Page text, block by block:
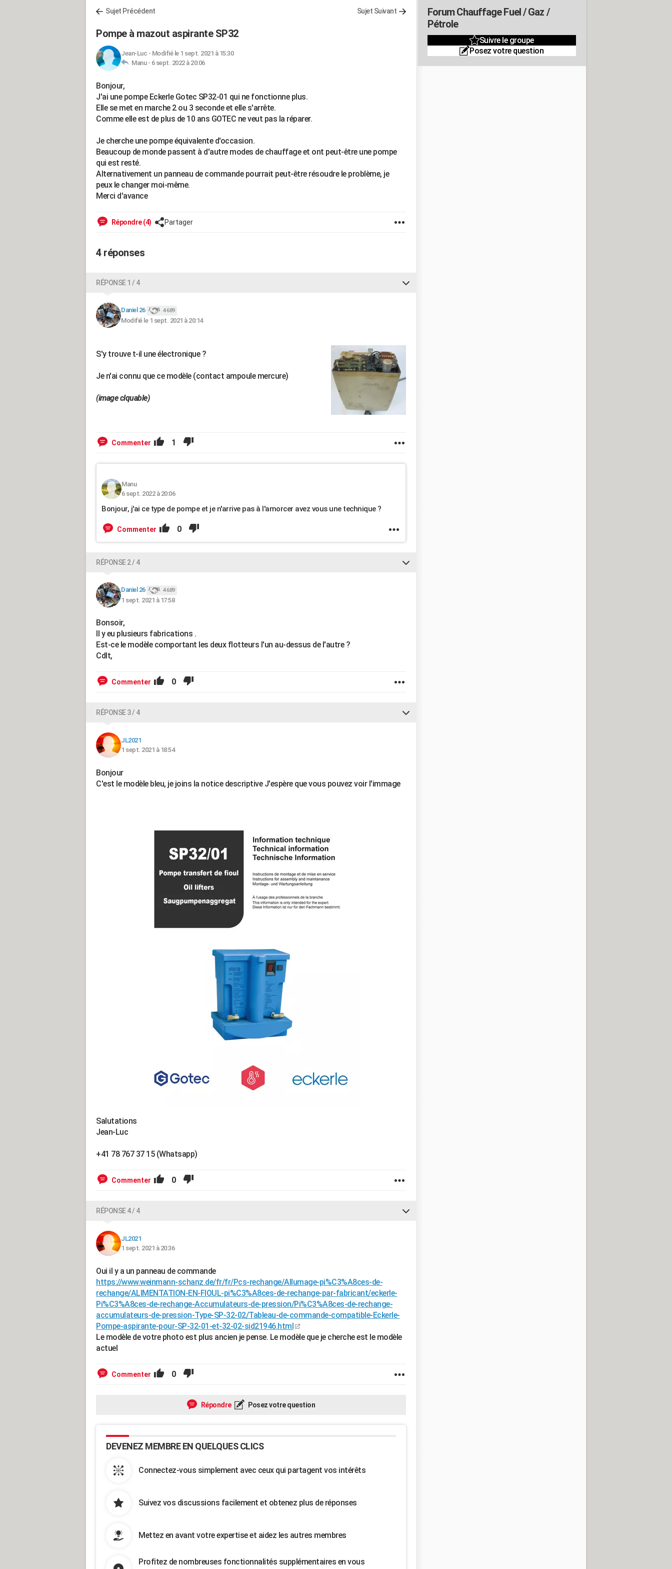
Sujet Précédent Sujet Suivant
Pompe à mazout aspirante SP32
Jean-Luc - Modifié le 1 sept. 2021 à 15:30
Manu - 6 sept. 2022 à 20:06
Bonjour,
J'ai une pompe Eckerle Gotec SP32-01 qui ne fonctionne plus.
Elle se met en marche 2 ou 3 seconde et elle s'arrête.
Comme elle est de plus de 10 ans GOTEC ne veut pas la réparer.
Je cherche une pompe équivalente d'occasion.
Beaucoup de monde passent à d'autre modes de chauffage et ont peut-être une pompe
qui est resté.
Alternativement un panneau de commande pourrait peut-être résoudre le problème, je
peux le changer moi-même.
Merci d'avance
Répondre (4) Partager
4 réponses
RÉPONSE 1 / 4
Daniel 26 4 689
Modifié le 1 sept. 2021 à 20:14
S'y trouve t-il une électronique ?
Je n'ai connu que ce modèle (contact ampoule mercure)
(image clquable)
Commenter 1
Manu
6 sept. 2022 à 20:06
Bonjour, j'ai ce type de pompe et je n'arrive pas à l'amorcer avez vous une technique ?
Commenter 0
RÉPONSE 2 / 4
Daniel 26 4 689
1 sept. 2021 à 17:58
Bonsoir,
Il y eu plusieurs fabrications .
Est-ce le modèle comportant les deux flotteurs l'un au-dessus de l'autre ?
Cdlt,
Commenter 0
RÉPONSE 3 / 4
JL2021
1 sept. 2021 à 18:54
Bonjour
C'est le modèle bleu, je joins la notice descriptive J'espère que vous pouvez voir l'immage
Salutations
Jean-Luc
+41 78 767 37 15 (Whatsapp)
Commenter 0
RÉPONSE 4 / 4
JL2021
1 sept. 2021 à 20:36
Oui il y a un panneau de commande
https://www.weinmann-schanz.de/fr/fr/Pcs-rechange/Allumage-pi%C3%A8ces-de-
rechange/ALIMENTATION-EN-FIOUL-pi%C3%A8ces-de-rechange-par-fabricant/eckerle-
Pi%C3%A8ces-de-rechange-Accumulateurs-de-pression/Pi%C3%A8ces-de-rechange-
accumulateurs-de-pression-Type-SP-32-02/Tableau-de-commande-compatible-Eckerle-
Pompe-aspirante-pour-SP-32-01-et-32-02-sid21946.html
Le modèle de votre photo est plus ancien je pense. Le modèle que je cherche est le modèle
actuel
Commenter 0
Répondre Posez votre question
DEVENEZ MEMBRE EN QUELQUES CLICS
Connectez-vous simplement avec ceux qui partagent vos intérêts
Suivez vos discussions facilement et obtenez plus de réponses
Mettez en avant votre expertise et aidez les autres membres
Profitez de nombreuses fonctionnalités supplémentaires en vous
Forum Chauffage Fuel / Gaz /
Pétrole
Suivre le groupe
Posez votre question